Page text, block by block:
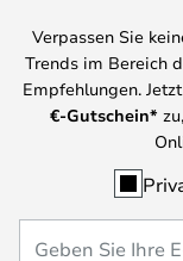
Verpassen Sie
Trends im Bereich
Empfehlungen.
€-Gutschein*